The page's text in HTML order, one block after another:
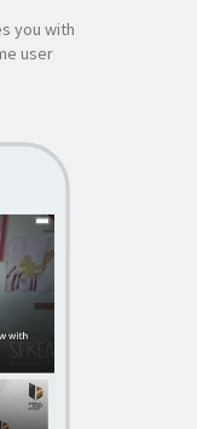
Cultural Life
you with
user